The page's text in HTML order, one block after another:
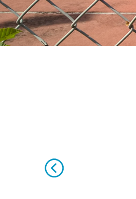
Previous
2001